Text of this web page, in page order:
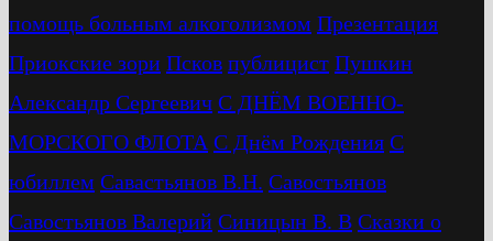
помощь больным алкоголизмом Презентация
Приокские зори Псков публицист Пушкин
Александр Сергеевич С ДНЁМ ВОЕННО-
МОРСКОГО ФЛОТА С Днём Рождения С
юбиллем Савастьянов В.Н. Савостьянов
Савостьянов Валерий Синицын В. В Сказки о